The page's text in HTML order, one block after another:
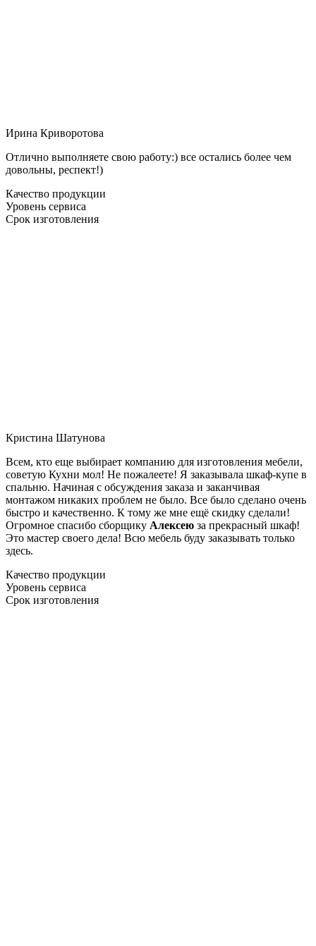
Ирина Криворотова
Отлично выполняете свою работу:) все остались более чем
довольны, респект!)
Качество продукции
Уровень сервиса
Срок изготовления
Кристина Шатунова
Всем, кто еще выбирает компанию для изготовления мебели,
советую Кухни мол! Не пожалеете! Я заказывала шкаф-купе в
спальню. Начиная с обсуждения заказа и заканчивая
монтажом никаких проблем не было. Все было сделано очень
быстро и качественно. К тому же мне ещё скидку сделали!
Огромное спасибо сборщику Алексею за прекрасный шкаф!
Это мастер своего дела! Всю мебель буду заказывать только
здесь.
Качество продукции
Уровень сервиса
Срок изготовления